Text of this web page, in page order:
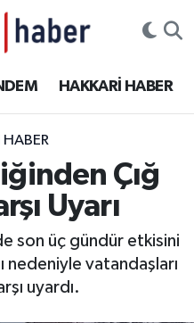
HAKKARİ HABER
HABER
Çığ
Uyarı
son üç gündür etkisini
nedeniyle vatandaşları
uyardı.
Haritası
ve Fikstür